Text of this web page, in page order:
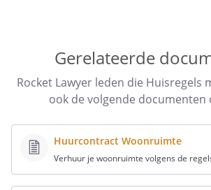
Verstoppingen
of toilet hoor je zo spoedig
verhelpen op eigen kosten c.q.
bezoekregels
de gevolgen voor de huurder(s) van
van het Huisreglement
Gerelateerde
Rocket Lawyer leden die Huisregels
ook de volgende documenten
Huurcontract Woonruimte
Verhuur je woonruimte volgens de